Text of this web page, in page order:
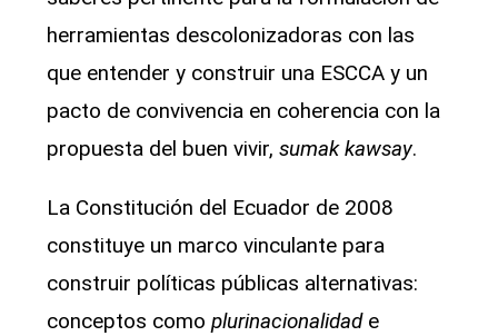
herramientas descolonizadoras con las
que entender y construir una ESCCA y un
pacto de convivencia en coherencia con la
propuesta del buen vivir, sumak kawsay.
La Constitución del Ecuador de 2008
constituye un marco vinculante para
construir políticas públicas alternativas:
conceptos como plurinacionalidade